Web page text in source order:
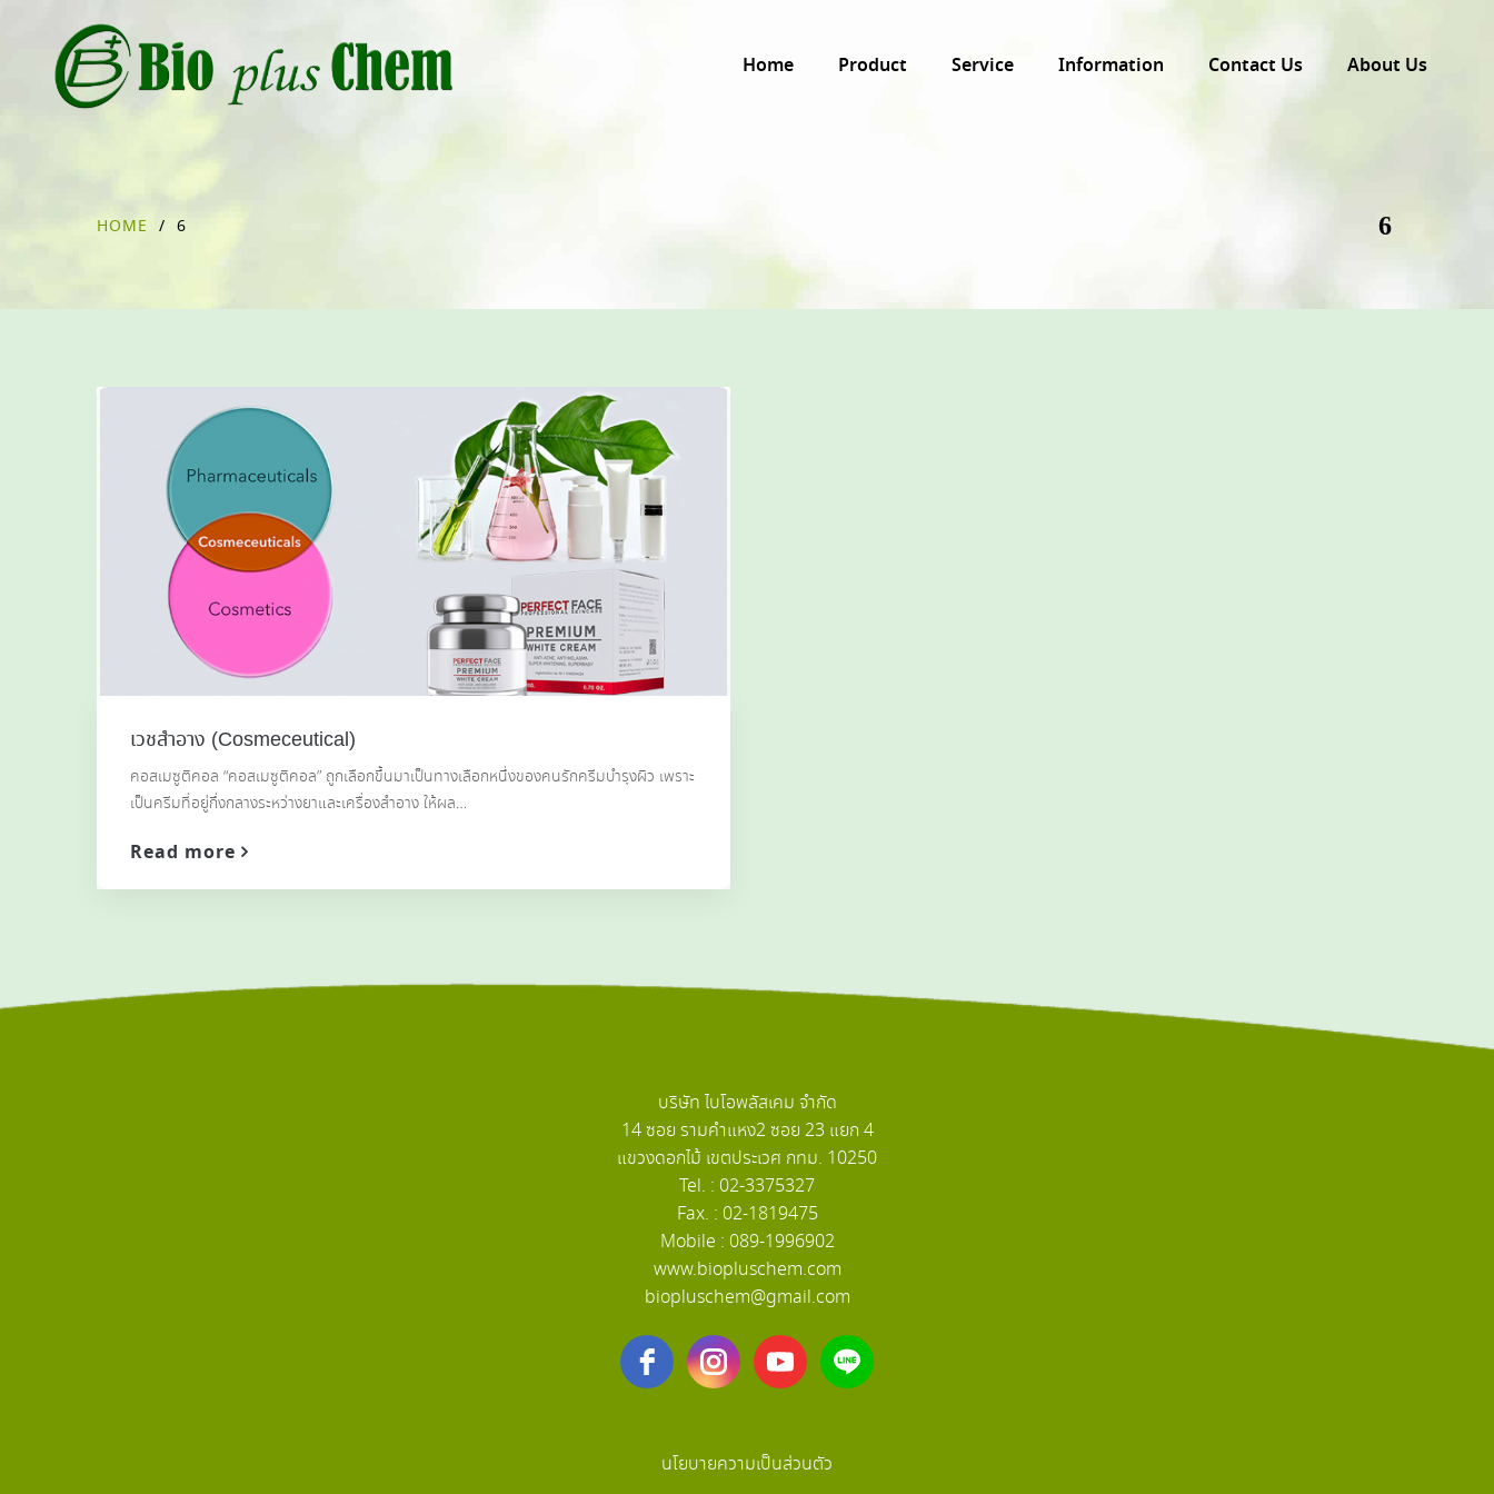
Home Product Service Information Contact Us About Us
HOME / 6 6
เวชสำอาง (Cosmeceutical)
คอสเมซูติคอล “คอสเมซูติคอล” ถูกเลือกขึ้นมาเป็นทางเลือกหนึ่งของคนรักครีมบำรุงผิว เพราะ
เป็นครีมที่อยู่กึ่งกลางระหว่างยาและเครื่องสำอาง ให้ผล…
Read more
บริษัท ไบโอพลัสเคม จำกัด
14 ซอย รามคำแหง2 ซอย 23 แยก 4
แขวงดอกไม้ เขตประเวศ กทม. 10250
Tel. : 02-3375327
Fax. : 02-1819475
Mobile : 089-1996902
www.biopluschem.com
biopluschem@gmail.com
นโยบายความเป็นส่วนตัว